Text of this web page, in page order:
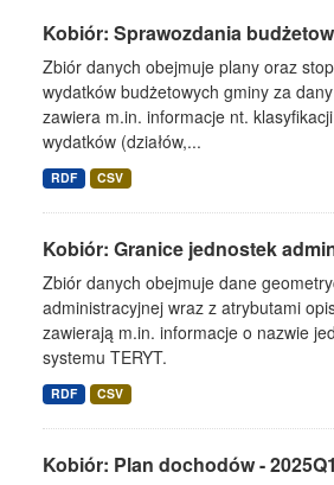
Kobiór: Sprawozdania
Zbiór danych obejmuje plany oraz
wydatków budżetowych gminy za
zawiera m.in. informacje nt.
wydatków (działów,...
RDF CSV
Kobiór: Granice jednostek
Zbiór danych obejmuje dane
administracyjnej wraz z atrybutami
zawierają m.in. informacje o nazwie
systemu TERYT.
RDF CSV
Kobiór: Plan dochodów - 2025Q1